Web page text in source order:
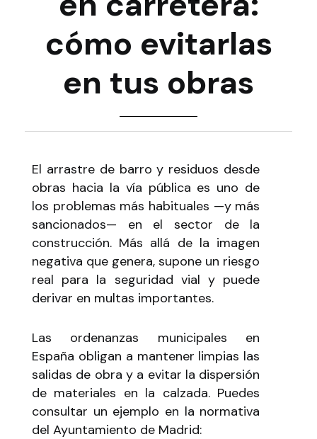
cómo evitarlas
en tus obras
El arrastre de barro y residuos desde
obras hacia la vía pública es uno de
los problemas más habituales —y más
sancionados— en el sector de la
construcción. Más allá de la imagen
negativa que genera, supone un riesgo
real para la seguridad vial y puede
derivar en multas importantes.
Las ordenanzas municipales en
España obligan a mantener limpias las
salidas de obra y a evitar la dispersión
de materiales en la calzada. Puedes
consultar un ejemplo en la normativa
del Ayuntamiento de Madrid: